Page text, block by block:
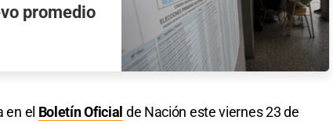
promedio
en el Boletín Oficial de Nación este viernes 23 de